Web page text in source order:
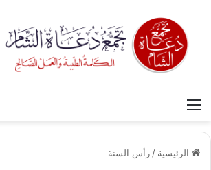
القائمة
الرئيسية /رأس السنة